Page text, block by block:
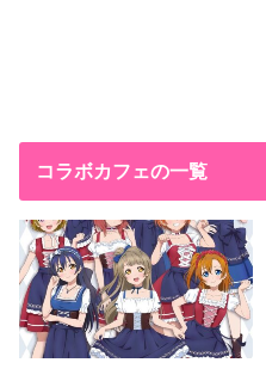
コラボカフェの一覧